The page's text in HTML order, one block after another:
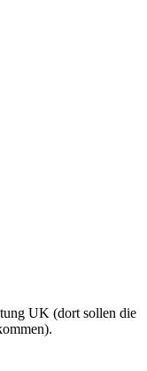
UK (dort sollen die